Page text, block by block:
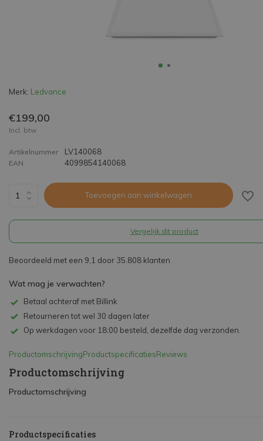
Merk: Ledvance
€199,00
Incl. btw
Artikelnummer LV140068
EAN 4099854140068
Toevoegen aan winkelwagen
Vergelijk dit product
Beoordeeld met een 9,1 door 35.808 klanten
Wat mag je verwachten?
Betaal achteraf met Billink
Retourneren tot wel 30 dagen later
Op werkdagen voor 18:00 besteld, dezelfde dag verzonden.
ProductomschrijvingProductspecificatiesReviews
Productomschrijving
Productomschrijving
Productspecificaties